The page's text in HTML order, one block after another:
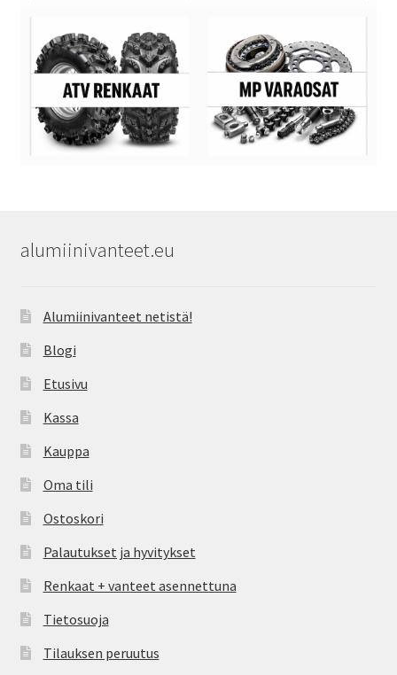
alumiinivanteet.eu
Alumiinivanteet netistä!
Blogi
Etusivu
Kassa
Kauppa
Oma tili
Ostoskori
Palautukset ja hyvitykset
Renkaat + vanteet asennettuna
Tietosuoja
Tilauksen peruutus